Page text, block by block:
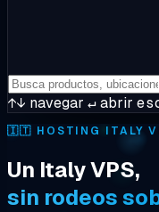
↑↓ navegar ↵abrir
🇮🇹 HOSTING ITALY
Un Italy VPS,
sin rodeos